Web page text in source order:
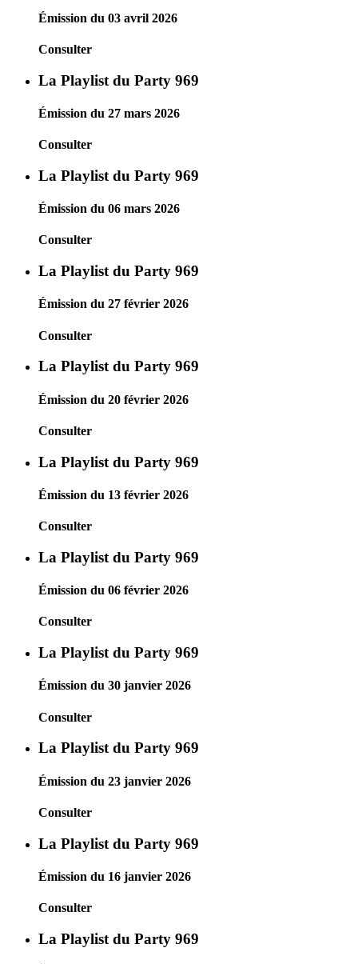
Émission du 03 avril 2026
Consulter
La Playlist du Party 969
Émission du 27 mars 2026
Consulter
La Playlist du Party 969
Émission du 06 mars 2026
Consulter
La Playlist du Party 969
Émission du 27 février 2026
Consulter
La Playlist du Party 969
Émission du 20 février 2026
Consulter
La Playlist du Party 969
Émission du 13 février 2026
Consulter
La Playlist du Party 969
Émission du 06 février 2026
Consulter
La Playlist du Party 969
Émission du 30 janvier 2026
Consulter
La Playlist du Party 969
Émission du 23 janvier 2026
Consulter
La Playlist du Party 969
Émission du 16 janvier 2026
Consulter
La Playlist du Party 969